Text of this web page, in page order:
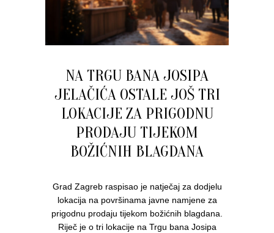
NA TRGU BANA JOSIPA
JELAČIĆA OSTALE JOŠ TRI
LOKACIJE ZA PRIGODNU
PRODAJU TIJEKOM
BOŽIĆNIH BLAGDANA
Grad Zagreb raspisao je natječaj za dodjelu
lokacija na površinama javne namjene za
prigodnu prodaju tijekom božićnih blagdana.
Riječ je o tri lokacije na Trgu bana Josipa